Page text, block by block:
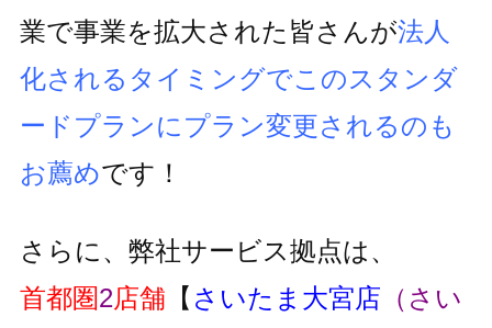
業で事業を拡大された皆さんが法人
化されるタイミングでこのスタンダ
ードプランにプラン変更されるのも
お薦めです！
さらに、弊社サービス拠点は、
首都圏2店舗 【 さいたま大宮店 （さい